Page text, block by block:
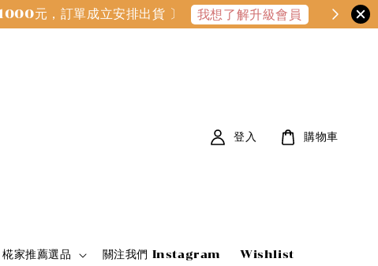
元，訂單成立安排出貨 〕 我想了解升級會員
椛家推薦選品 關注我們 Instagram Wishlist
登入 購物車